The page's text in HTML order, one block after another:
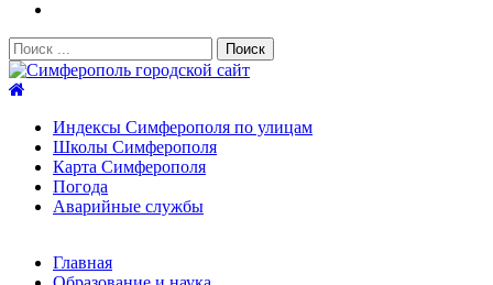
Поиск:
Индексы Симферополя по улицам
Школы Симферополя
Карта Симферополя
Погода
Аварийные службы
После атаки БПЛА на поезд Москва–Симферополь в
Главная